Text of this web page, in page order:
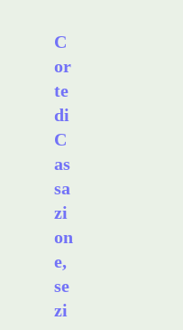
C
or
te
di
C
as
sa
zi
on
e,
se
zi